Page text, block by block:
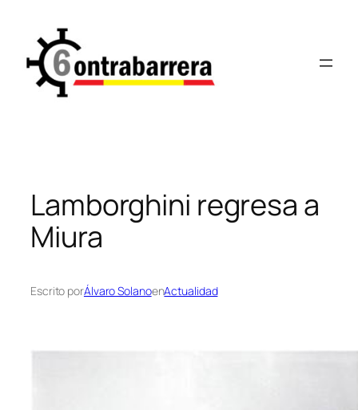
contenido
Lamborghini regresa a
Miura
Escrito porÁlvaro SolanoenActualidad